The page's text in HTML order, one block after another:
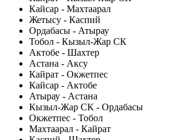
Кайсар - Махтаарал
Жетысу - Каспий
Ордабасы - Атырау
Тобол - Кызыл-Жар СК
Актобе - Шахтер
Астана - Аксу
Кайрат - Окжетпес
Кайсар - Актобе
Атырау - Астана
Кызыл-Жар СК - Ордабасы
Окжетпес - Тобол
Махтаарал - Кайрат